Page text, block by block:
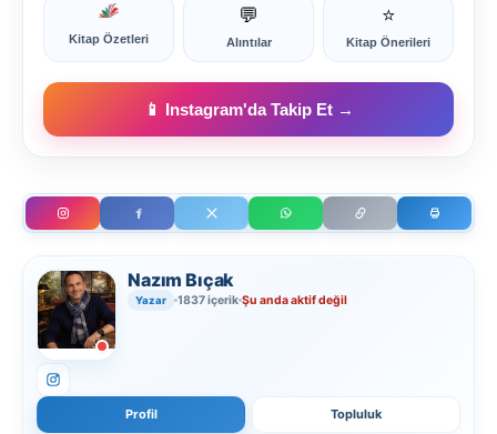
Kitap Özetleri
💬
Alıntılar
⭐
Kitap Önerileri
📱 Instagram'da Takip Et →
Nazım Bıçak
Yazar 1837 içerik Şu anda aktif değil
Profil Topluluk